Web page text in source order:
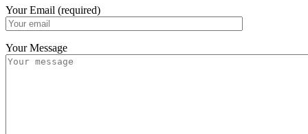
Your Email (required)
Your Message